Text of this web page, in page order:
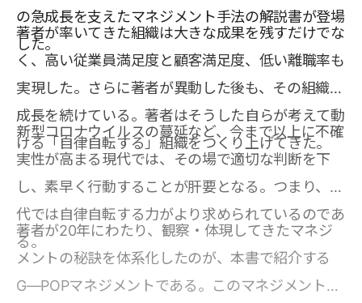
の急成長を支えたマネジメント手法の解説書が登場
した。
著者が率いてきた組織は大きな成果を残すだけでな
く、高い従業員満足度と顧客満足度、低い離職率も
実現した。さらに著者が異動した後も、その組織は
成長を続けている。著者はそうした自らが考えて動
ける「自律自転する」組織をつくり上げてきた。
新型コロナウイルスの蔓延など、今まで以上に不確
実性が高まる現代では、その場で適切な判断を下
し、素早く行動することが肝要となる。つまり、現
代では自律自転する力がより求められているのであ
る。
著者が20年にわたり、観察・体現してきたマネジ
メントの秘訣を体系化したのが、本書で紹介する
G―POPマネジメントである。このマネジメント手